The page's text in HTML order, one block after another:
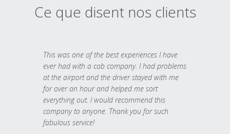
Ce que disent nos clients
This was one of the best experiences I have
ever had with a cab company. I had problems
at the airport and the driver stayed with me
for over an hour and helped me sort
everything out. I would recommend this
company to anyone. Thank you for such
fabulous service!